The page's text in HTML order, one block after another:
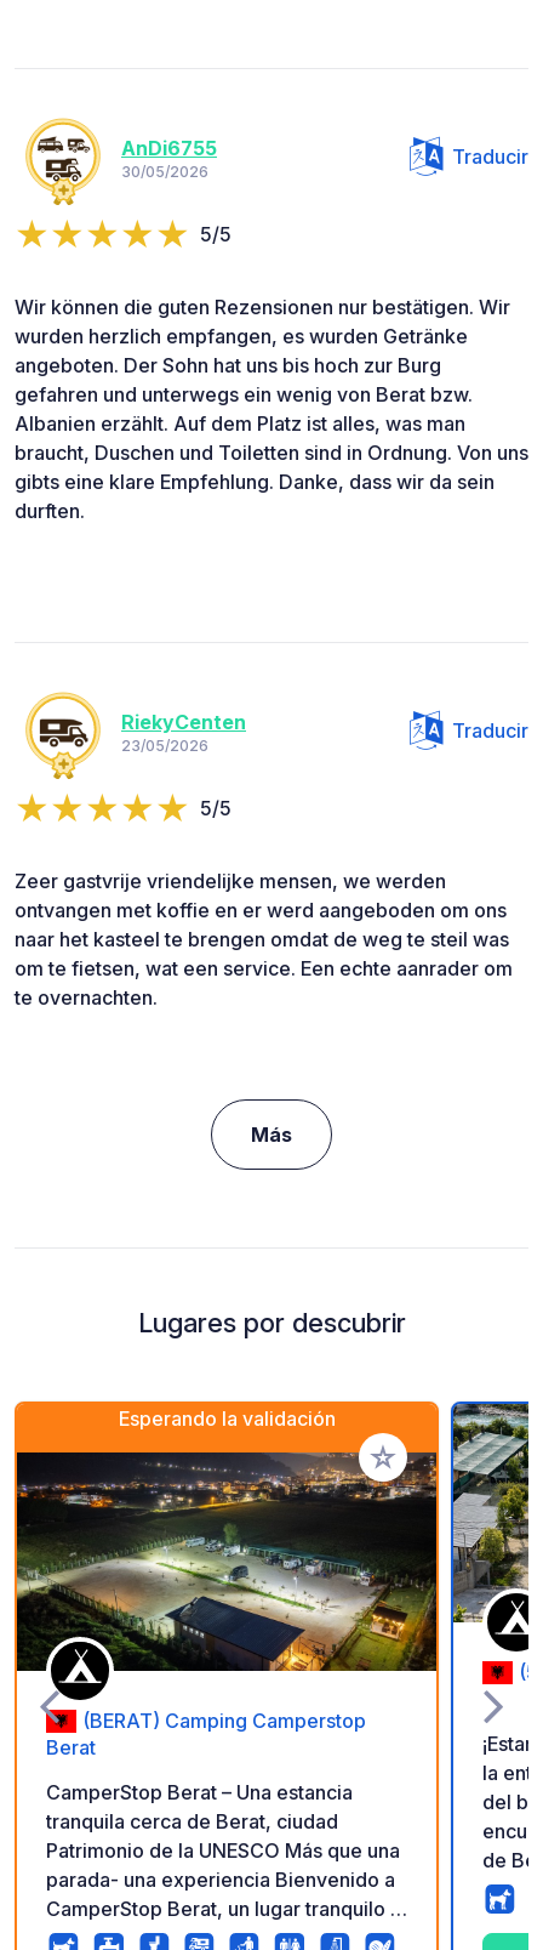
AnDi6755
30/05/2026
Traducir
5/5
Wir können die guten Rezensionen nur bestätigen. Wir
wurden herzlich empfangen, es wurden Getränke
angeboten. Der Sohn hat uns bis hoch zur Burg
gefahren und unterwegs ein wenig von Berat bzw.
Albanien erzählt. Auf dem Platz ist alles, was man
braucht, Duschen und Toiletten sind in Ordnung. Von uns
gibts eine klare Empfehlung. Danke, dass wir da sein
durften.
RiekyCenten
23/05/2026
Traducir
5/5
Zeer gastvrije vriendelijke mensen, we werden
ontvangen met koffie en er werd aangeboden om ons
naar het kasteel te brengen omdat de weg te steil was
om te fietsen, wat een service. Een echte aanrader om
te overnachten.
Más
Lugares por descubrir
Esperando la validación
Añadir a tus
(BERAT) Camping Camperstop
Berat
CamperStop Berat – Una estancia
tranquila cerca de Berat, ciudad
Patrimonio de la UNESCO Más que una
parada- una experiencia Bienvenido a
CamperStop Berat, un lugar tranquilo y
acogedor para viajeros en
la
del bullicio!
encuentra
de